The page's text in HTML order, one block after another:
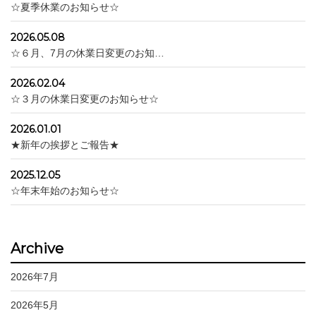
☆夏季休業のお知らせ☆
2026.05.08
☆６月、7月の休業日変更のお知…
2026.02.04
☆３月の休業日変更のお知らせ☆
2026.01.01
★新年の挨拶とご報告★
2025.12.05
☆年末年始のお知らせ☆
Archive
2026年7月
2026年5月